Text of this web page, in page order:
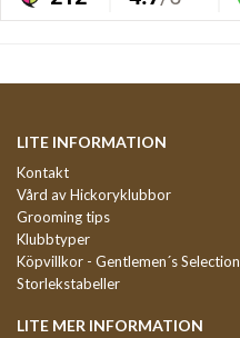
LITE INFORMATION
Kontakt
Vård av Hickoryklubbor
Grooming tips
Klubbtyper
Köpvillkor - Gentlemen´s Selection
Storlekstabeller
LITE MER INFORMATION